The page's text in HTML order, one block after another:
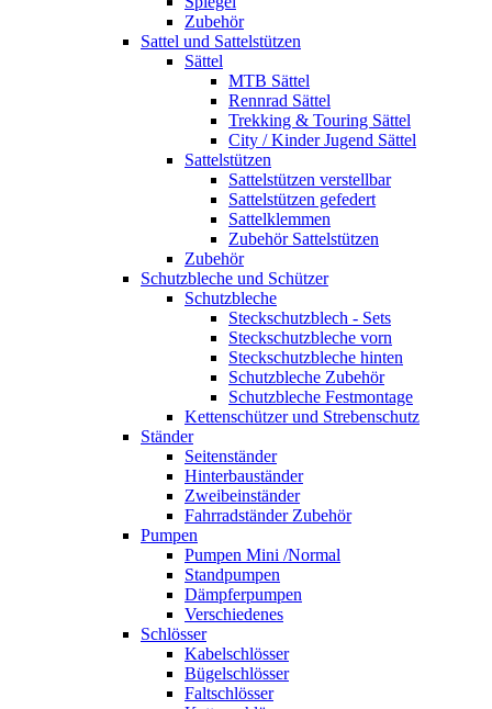
Zubehör
Sattel und Sattelstützen
Sättel
MTB Sättel
Rennrad Sättel
Trekking & Touring Sättel
City / Kinder Jugend Sättel
Sattelstützen
Sattelstützen verstellbar
Sattelstützen gefedert
Sattelklemmen
Zubehör Sattelstützen
Zubehör
Schutzbleche und Schützer
Schutzbleche
Steckschutzblech - Sets
Steckschutzbleche vorn
Steckschutzbleche hinten
Schutzbleche Zubehör
Schutzbleche Festmontage
Kettenschützer und Strebenschutz
Ständer
Seitenständer
Hinterbauständer
Zweibeinständer
Fahrradständer Zubehör
Pumpen
Pumpen Mini /Normal
Standpumpen
Dämpferpumpen
Verschiedenes
Schlösser
Kabelschlösser
Bügelschlösser
Faltschlösser